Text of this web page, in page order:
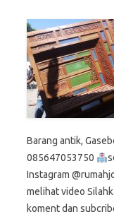
Barang antik,
085647053750
Instagram
melihat video
koment dan